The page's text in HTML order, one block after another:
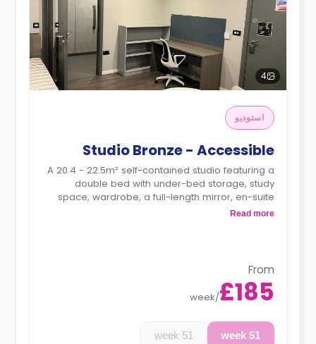
4
استوديو
Studio Bronze - Accessible
A 20.4 - 22.5m² self-contained studio featuring a
double bed with under-bed storage, study
space, wardrobe, a full-length mirror, en-suite
bathroom, and a fully fitted kitchenette.
Read more
From
£185
/
week
51 week
51 week